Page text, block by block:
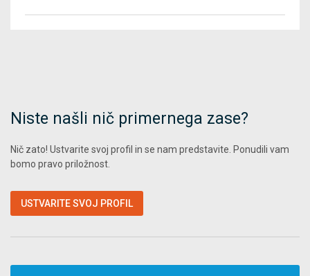
Niste našli nič primernega zase?
Nič zato! Ustvarite svoj profil in se nam predstavite. Ponudili vam
bomo pravo priložnost.
USTVARITE SVOJ PROFIL